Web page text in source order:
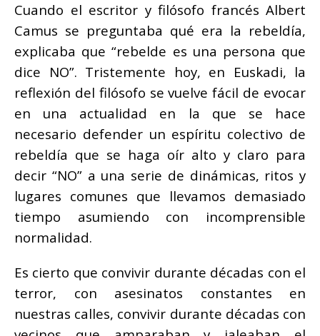
Cuando el escritor y filósofo francés Albert
Camus se preguntaba qué era la rebeldía,
explicaba que “rebelde es una persona que
dice NO”. Tristemente hoy, en Euskadi, la
reflexión del filósofo se vuelve fácil de evocar
en una actualidad en la que se hace
necesario defender un espíritu colectivo de
rebeldía que se haga oír alto y claro para
decir “NO” a una serie de dinámicas, ritos y
lugares comunes que llevamos demasiado
tiempo asumiendo con incomprensible
normalidad.
Es cierto que convivir durante décadas con el
terror, con asesinatos constantes en
nuestras calles, convivir durante décadas con